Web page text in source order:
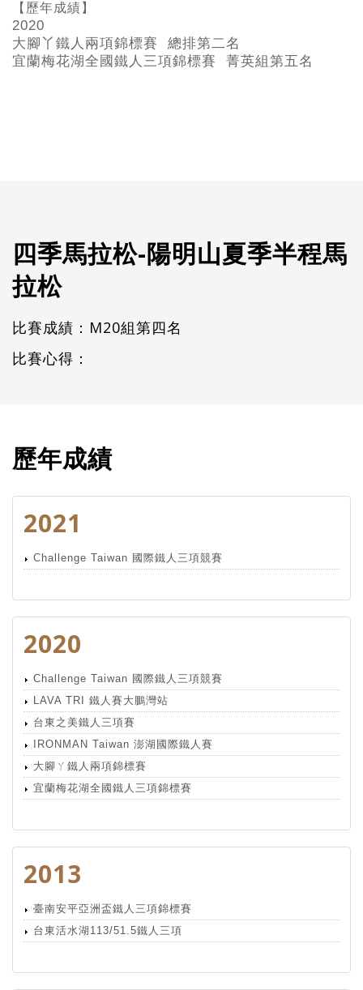
【歷年成績】
2020
大腳丫鐵人兩項錦標賽 總排第二名
宜蘭梅花湖全國鐵人三項錦標賽 菁英組第五名
四季馬拉松-陽明山夏季半程馬
拉松
比賽成績：M20組第四名
比賽心得：
歷年成績
2021
Challenge Taiwan 國際鐵人三項競賽
2020
Challenge Taiwan 國際鐵人三項競賽
LAVA TRI 鐵人賽大鵬灣站
台東之美鐵人三項賽
IRONMAN Taiwan 澎湖國際鐵人賽
大腳ㄚ鐵人兩項錦標賽
宜蘭梅花湖全國鐵人三項錦標賽
2013
臺南安平亞洲盃鐵人三項錦標賽
台東活水湖113/51.5鐵人三項